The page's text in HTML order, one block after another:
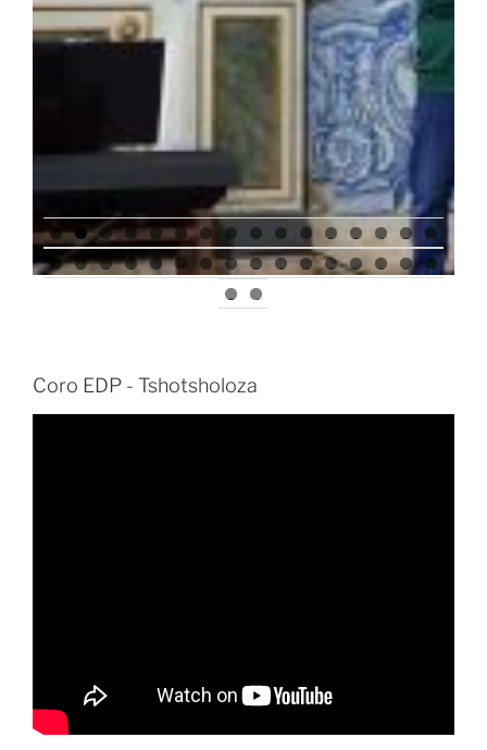
0 1 2 3 4 5
6
7
8 9 0 1 2 3 4 5 6 7 8 9 0 1
2
3
4
Coro EDP - Tshotsholoza